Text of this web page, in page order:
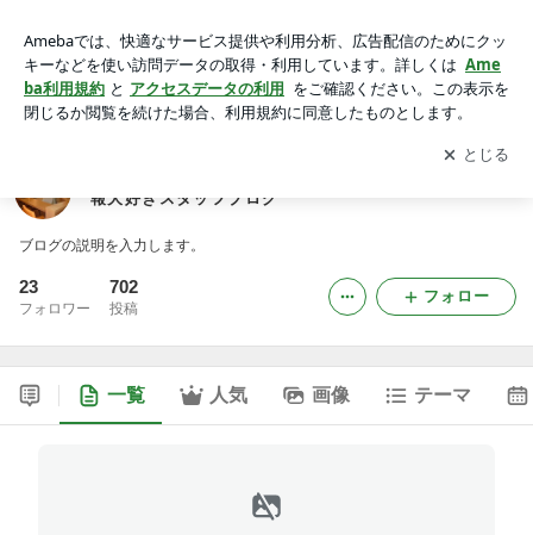
スタッフブログ
アプリをダウンロードして ブログの更新通知
を受け取りまし
ょう。
開く
報大好きスタッフブログ
ブログの説明を入力します。
23
フォロワー
702
投稿
フォロー
一覧 人気 画像 テーマ